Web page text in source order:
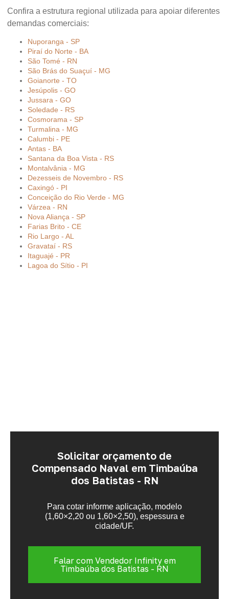
Confira a estrutura regional utilizada para apoiar diferentes
demandas comerciais:
Nuporanga - SP
Piraí do Norte - BA
São Tomé - RN
São Brás do Suaçuí - MG
Goianorte - TO
Jesúpolis - GO
Jussara - GO
Soledade - RS
Cosmorama - SP
Turmalina - MG
Calumbi - PE
Antas - BA
Santana da Boa Vista - RS
Montalvânia - MG
Dezesseis de Novembro - RS
Caxingó - PI
Conceição do Rio Verde - MG
Várzea - RN
Nova Aliança - SP
Farias Brito - CE
Rio Largo - AL
Gravataí - RS
Itaguajé - PR
Lagoa do Sítio - PI
Solicitar orçamento de
Compensado Naval em Timbaúba
dos Batistas - RN
Para cotar informe aplicação, modelo
(1,60×2,20 ou 1,60×2,50), espessura e
cidade/UF.
Falar com Vendedor Infinity em
Timbaúba dos Batistas - RN